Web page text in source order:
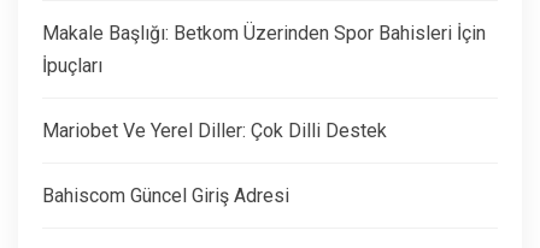
Makale Başlığı: Betkom Üzerinden Spor Bahisleri İçin
İpuçları
Mariobet Ve Yerel Diller: Çok Dilli Destek
Bahiscom Güncel Giriş Adresi